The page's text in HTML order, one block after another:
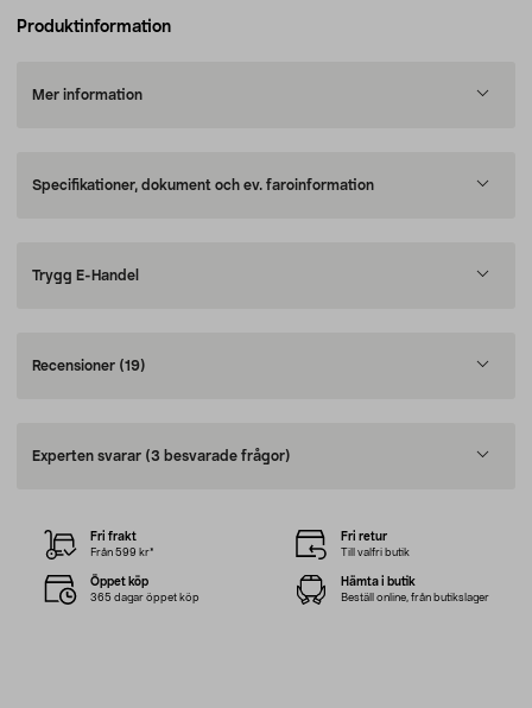
Produktinformation
Mer information
Specifikationer, dokument och ev. faroinformation
Trygg E-Handel
Recensioner (19)
Experten svarar (3 besvarade frågor)
Fri frakt
Från 599 kr*
Fri retur
Till valfri butik
Öppet köp
365 dagar öppet köp
Hämta i butik
Beställ online, från butikslager